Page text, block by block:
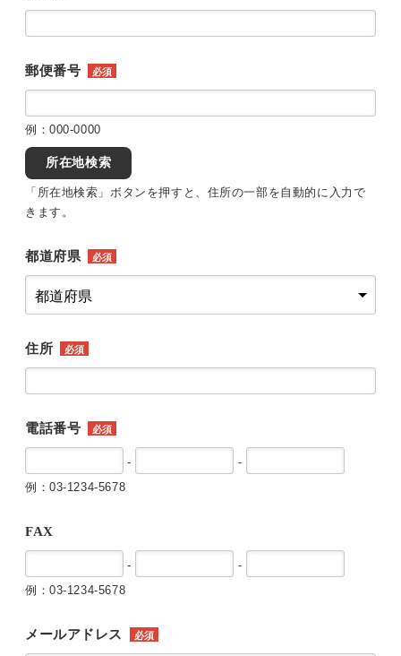
郵便番号 必須
例：000-0000
所在地検索
「所在地検索」ボタンを押すと、住所の一部を自動的に入力で
きます。
都道府県 必須
住所 必須
電話番号 必須
-
-
例：03-1234-5678
FAX
-
-
例：03-1234-5678
メールアドレス 必須